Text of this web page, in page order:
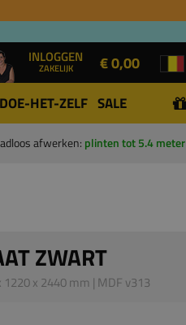
INLOGGEN
ZAKELIJK € 0,00
DOE-HET-ZELF SALE
afwerken: plinten tot 5.4 meter
ZWART
x 2440 mm | MDF v313